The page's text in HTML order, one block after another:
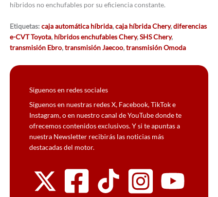
híbridos no enchufables por su eficiencia constante.
Etiquetas: caja automática híbrida,caja híbrida Chery,diferencias
e-CVT Toyota, híbridos enchufables Chery,SHS Chery,
transmisión Ebro,transmisión Jaecoo,transmisión Omoda
Síguenos en redes sociales
Síguenos en nuestras redes X, Facebook, TikTok e
Instagram, o en nuestro canal de YouTube donde te
ofrecemos contenidos exclusivos. Y si te apuntas a
nuestra Newsletter recibirás las noticias más
destacadas del motor.